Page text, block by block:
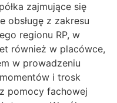
zajmujące się
obsługę z zakresu
regionu RP, w
również w placówce,
w prowadzeniu
i trosk
pomocy fachowej